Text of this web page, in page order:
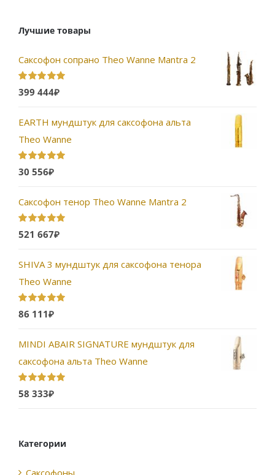
Лучшие товары
Саксофон сопрано Theo Wanne Mantra 2
Оценка 5.00
из 5
399 444₽
EARTH мундштук для саксофона альта
Theo Wanne
Оценка5.00
из 5
30 556₽
Саксофон тенор Theo Wanne Mantra 2
Оценка5.00
из 5
521 667₽
SHIVA 3 мундштук для саксофона тенора
Theo Wanne
Оценка 5.00
из 5
86 111₽
MINDI ABAIR SIGNATURE мундштук для
саксофона альта Theo Wanne
Оценка5.00
из 5
58 333₽
Категории
Саксофоны